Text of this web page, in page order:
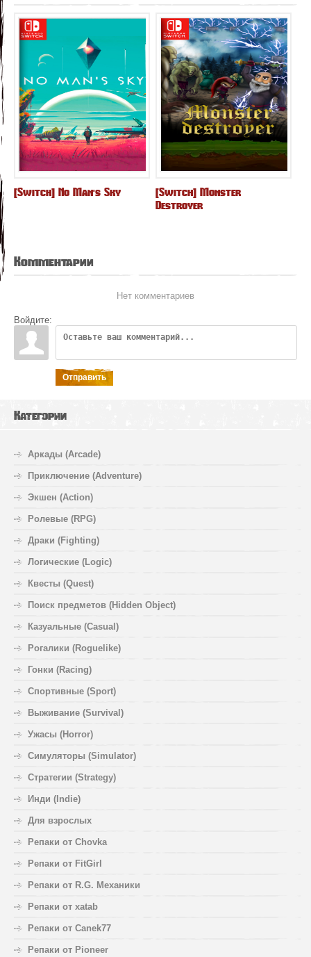
[Switch] No Man's Sky
[Switch] Monster
Destroyer
Комментарии
Нет комментариев
Войдите:
Отправить
Категории
Аркады (Arcade)
Приключение (Adventure)
Экшен (Action)
Ролевые (RPG)
Драки (Fighting)
Логические (Logic)
Квесты (Quest)
Поиск предметов (Hidden Object)
Казуальные (Casual)
Рогалики (Roguelike)
Гонки (Racing)
Спортивные (Sport)
Выживание (Survival)
Ужасы (Horror)
Симуляторы (Simulator)
Стратегии (Strategy)
Инди (Indie)
Для взрослых
Репаки от Chovka
Репаки от FitGirl
Репаки от R.G. Механики
Репаки от xatab
Репаки от Canek77
Репаки от Pioneer